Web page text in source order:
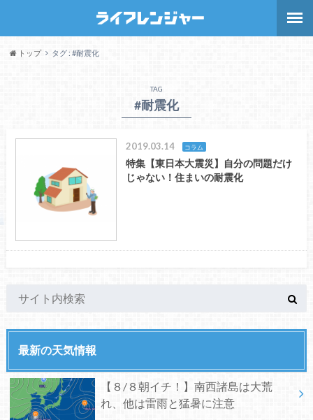
トップ タグ : #耐震化
TAG
#耐震化
2019.03.14 コラム
特集【東日本大震災】自分の問題だけ
じゃない！住まいの耐震化
最新の天気情報
【８/８朝イチ！】南西諸島は大荒
れ、他は雷雨と猛暑に注意